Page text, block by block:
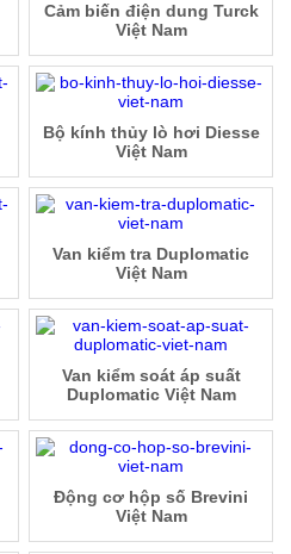
Cảm biến điện dung Turck
Việt Nam
Bộ kính thủy lò hơi Diesse
Việt Nam
Van kiểm tra Duplomatic
Việt Nam
Van kiểm soát áp suất
Duplomatic Việt Nam
Động cơ hộp số Brevini
Việt Nam